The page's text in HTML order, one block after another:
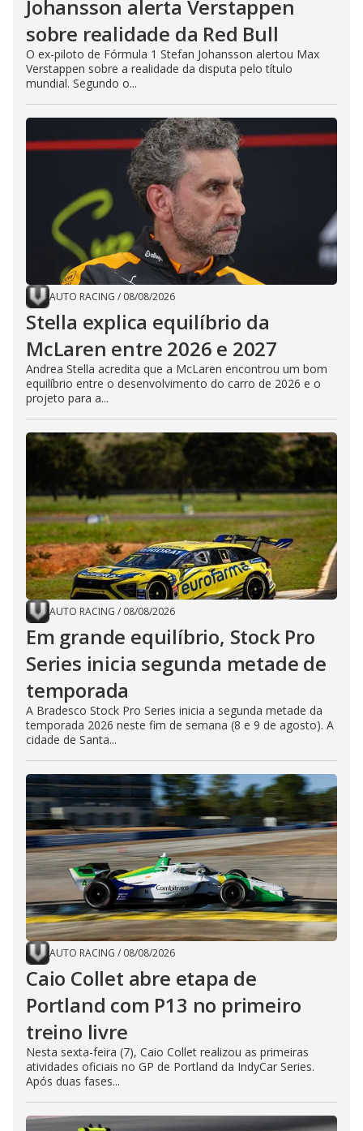
Johansson alerta Verstappen
sobre realidade da Red Bull
O ex-piloto de Fórmula 1 Stefan Johansson alertou Max
Verstappen sobre a realidade da disputa pelo título
mundial. Segundo o...
AUTO RACING / 08/08/2026
Stella explica equilíbrio da
McLaren entre 2026 e 2027
Andrea Stella acredita que a McLaren encontrou um bom
equilíbrio entre o desenvolvimento do carro de 2026 e o
projeto para a...
AUTO RACING / 08/08/2026
Em grande equilíbrio, Stock Pro
Series inicia segunda metade de
temporada
A Bradesco Stock Pro Series inicia a segunda metade da
temporada 2026 neste fim de semana (8 e 9 de agosto). A
cidade de Santa...
AUTO RACING / 08/08/2026
Caio Collet abre etapa de
Portland com P13 no primeiro
treino livre
Nesta sexta-feira (7), Caio Collet realizou as primeiras
atividades oficiais no GP de Portland da IndyCar Series.
Após duas fases...